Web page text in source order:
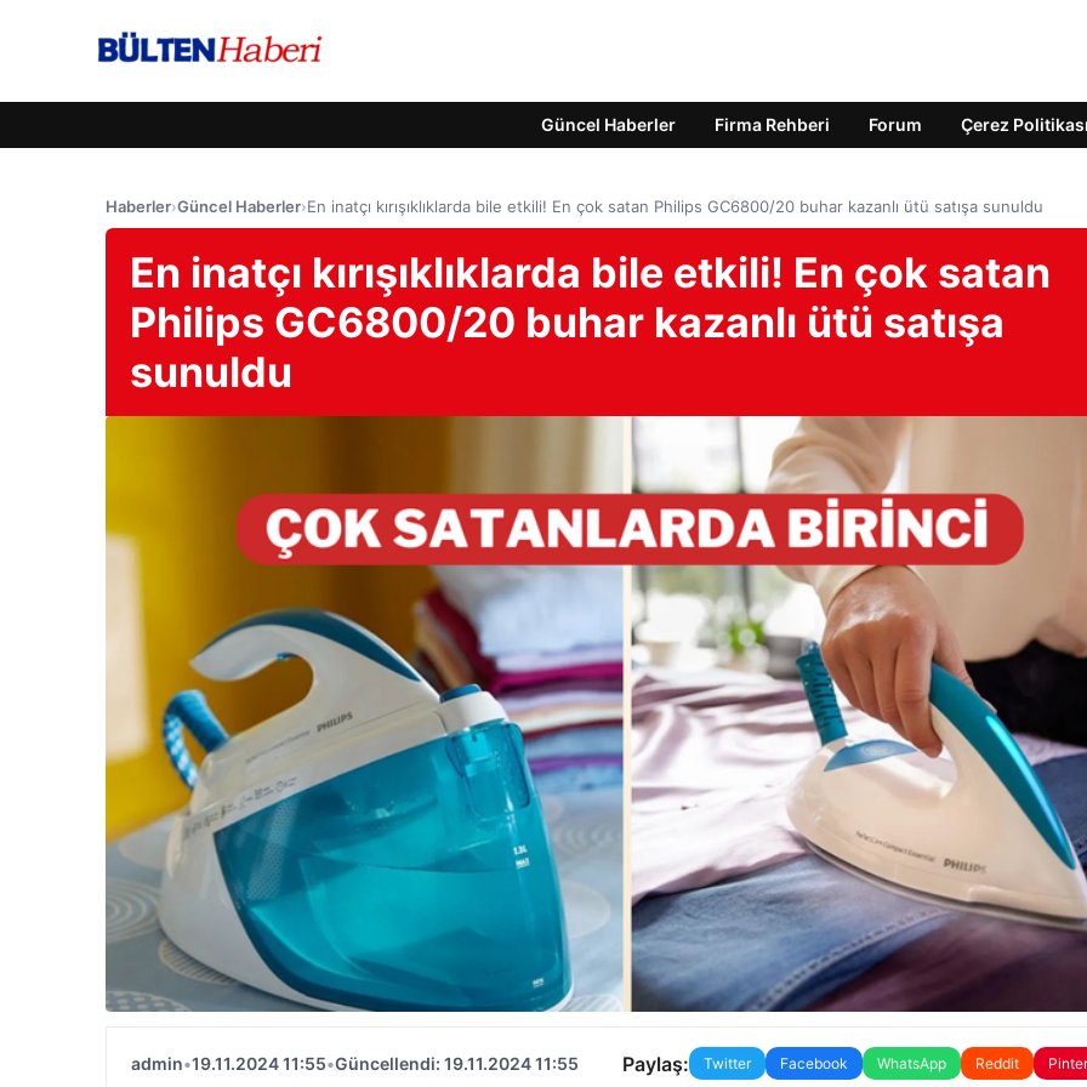
Güncel Haberler Firma Rehberi Forum Çerez Politikası
Haberler›Güncel Haberler›En inatçı kırışıklıklarda bile etkili! En çok satan Philips GC6800/20 buhar kazanlı ütü satışa sunuldu
En inatçı kırışıklıklarda bile etkili! En çok satan
Philips GC6800/20 buhar kazanlı ütü satışa
sunuldu
admin•19.11.2024 11:55•Güncellendi: 19.11.2024 11:55 Paylaş: Twitter Facebook WhatsApp Reddit